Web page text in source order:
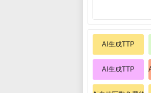
AI生成TTP
AI生成TTP